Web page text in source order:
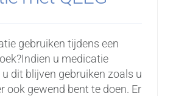
gebruiken tijdens een
u medicatie
dit blijven gebruiken zoals u
ook gewend bent te doen. Er